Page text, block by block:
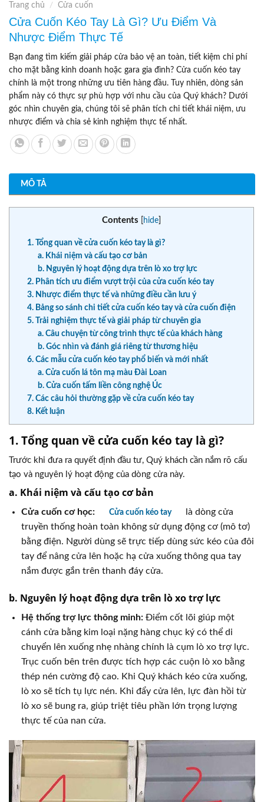
Trang chủ / Cửa cuốn
Cửa Cuốn Kéo Tay Là Gì? Ưu Điểm Và
Nhược Điểm Thực Tế
Bạn đang tìm kiếm giải pháp cửa bảo vệ an toàn, tiết kiệm chi phí
cho mặt bằng kinh doanh hoặc gara gia đình? Cửa cuốn kéo tay
chính là một trong những ưu tiên hàng đầu. Tuy nhiên, dòng sản
phẩm này có thực sự phù hợp với nhu cầu của Quý khách? Dưới
góc nhìn chuyên gia, chúng tôi sẽ phân tích chi tiết khái niệm, ưu
nhược điểm và chia sẻ kinh nghiệm thực tế nhất.
MÔ TẢ
Contents hide
1. Tổng quan về cửa cuốn kéo tay là gì?
a. Khái niệm và cấu tạo cơ bản
b. Nguyên lý hoạt động dựa trên lò xo trợ lực
2. Phân tích ưu điểm vượt trội của cửa cuốn kéo tay
3. Nhược điểm thực tế và những điều cần lưu ý
4. Bảng so sánh chi tiết cửa cuốn kéo tay và cửa cuốn điện
5. Trải nghiệm thực tế và giải pháp từ chuyên gia
a. Câu chuyện từ công trình thực tế của khách hàng
b. Góc nhìn và đánh giá riêng từ thương hiệu
6. Các mẫu cửa cuốn kéo tay phổ biến và mới nhất
a. Cửa cuốn lá tôn mạ màu Đài Loan
b. Cửa cuốn tấm liền công nghệ Úc
7. Các câu hỏi thường gặp về cửa cuốn kéo tay
8. Kết luận
1. Tổng quan về cửa cuốn kéo tay là gì?
Trước khi đưa ra quyết định đầu tư, Quý khách cần nắm rõ cấu
tạo và nguyên lý hoạt động của dòng cửa này.
a. Khái niệm và cấu tạo cơ bản
Cửa cuốn cơ học: Cửa cuốn kéo tay
là dòng cửa
truyền thống hoàn toàn không sử dụng động cơ (mô tơ)
bằng điện. Người dùng sẽ trực tiếp dùng sức kéo của đôi
tay để nâng cửa lên hoặc hạ cửa xuống thông qua tay
nắm được gắn trên thanh đáy cửa.
b. Nguyên lý hoạt động dựa trên lò xo trợ lực
Hệ thống trợ lực thông minh:Điểm cốt lõi giúp một
cánh cửa bằng kim loại nặng hàng chục ký có thể di
chuyển lên xuống nhẹ nhàng chính là cụm lò xo trợ lực.
Trục cuốn bên trên được tích hợp các cuộn lò xo bằng
thép nén cường độ cao. Khi Quý khách kéo cửa xuống,
lò xo sẽ tích tụ lực nén. Khi đẩy cửa lên, lực đàn hồi từ
lò xo sẽ bung ra, giúp triệt tiêu phần lớn trọng lượng
thực tế của nan cửa.